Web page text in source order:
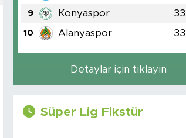
9 Konyaspor 33
10 Alanyaspor 33
Detaylar için tıklayın
Süper Lig Fikstür